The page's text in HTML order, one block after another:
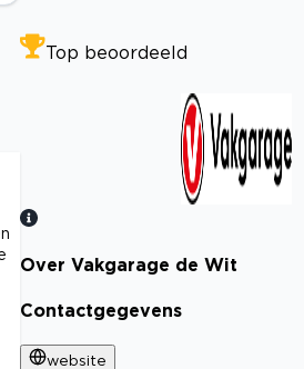
Top beoordeeld
Bekijk certificaat
Over Vakgarage de Wit
Contactgegevens
website